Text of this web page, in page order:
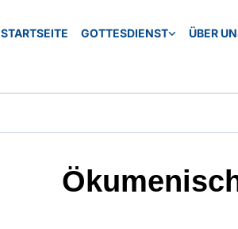
STARTSEITE GOTTESDIENST ÜBER